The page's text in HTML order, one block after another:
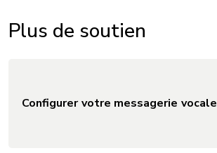
Plus de soutien
Configurer votre messagerie vocale